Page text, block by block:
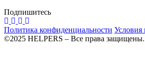
Подпишитесь
Политика конфиденциальности Условия
©2025 HELPERS – Все права защищены.